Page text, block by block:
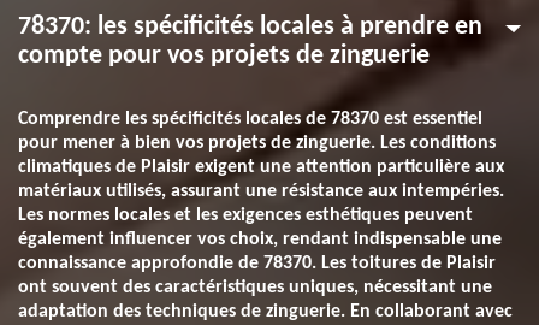
78370: les spécificités locales à prendre en
compte pour vos projets de zinguerie
Comprendre les spécificités locales de 78370 est essentiel
pour mener à bien vos projets de zinguerie. Les conditions
climatiques de Plaisir exigent une attention particulière aux
matériaux utilisés, assurant une résistance aux intempéries.
Les normes locales et les exigences esthétiques peuvent
également influencer vos choix, rendant indispensable une
connaissance approfondie de 78370. Les toitures de Plaisir
ont souvent des caractéristiques uniques, nécessitant une
adaptation des techniques de zinguerie. En collaborant avec